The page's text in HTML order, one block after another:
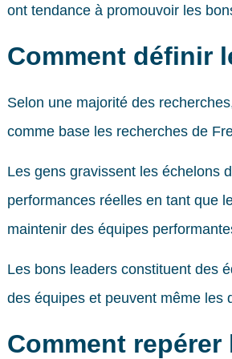
ont tendance à promouvoir les
Comment définir
Selon une majorité des
comme base les recherches de
Les gens gravissent les échelons
performances réelles en tant que
maintenir des équipes
Les bons leaders constituent des
des équipes et peuvent même les
Comment